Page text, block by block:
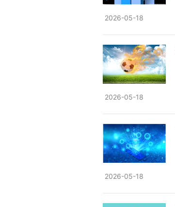
2026-05-18
2026-05-18
2026-05-18